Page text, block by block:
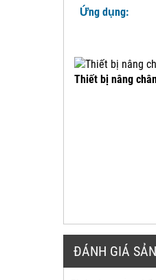
Ứng dụng:
Thiết bị nâng
ĐÁNH GIÁ